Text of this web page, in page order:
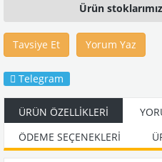
Ürün
Tavsiye Et Yorum Yaz
Telegram
ÜRÜN ÖZELLIKLERI
ÖDEME SEÇENEKLERI